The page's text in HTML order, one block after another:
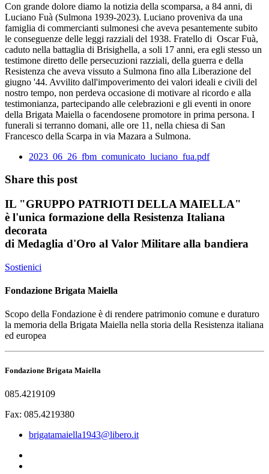
Con grande dolore diamo la notizia della scomparsa, a 84 anni, di
Luciano Fuà (Sulmona 1939-2023). Luciano proveniva da una
famiglia di commercianti sulmonesi che aveva pesantemente subito
le conseguenze delle leggi razziali del 1938. Fratello di Oscar Fuà,
caduto nella battaglia di Brisighella, a soli 17 anni, era egli stesso un
testimone diretto delle persecuzioni razziali, della guerra e della
Resistenza che aveva vissuto a Sulmona fino alla Liberazione del
giugno '44. Avvilito dall'impoverimento dei valori ideali e civili del
nostro tempo, non perdeva occasione di motivare al ricordo e alla
testimonianza, partecipando alle celebrazioni e gli eventi in onore
della Brigata Maiella o facendosene promotore in prima persona. I
funerali si terranno domani, alle ore 11, nella chiesa di San
Francesco della Scarpa in via Mazara a Sulmona.
2023_06_26_fbm_comunicato_luciano_fua.pdf
Share this post
IL "GRUPPO PATRIOTI DELLA MAIELLA"
è l'unica formazione della Resistenza Italiana
decorata
di Medaglia d'Oro al Valor Militare alla bandiera
Sostienici
Fondazione Brigata Maiella
Scopo della Fondazione è di rendere patrimonio comune e duraturo
la memoria della Brigata Maiella nella storia della Resistenza italiana
ed europea
Fondazione Brigata Maiella
085.4219109
Fax: 085.4219380
brigatamaiella1943@libero.it